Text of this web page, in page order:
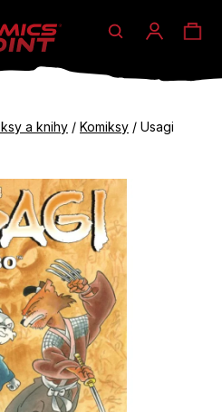
Hledat
a knihy / Komiksy / Usagi